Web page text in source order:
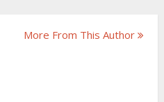
More From This Author